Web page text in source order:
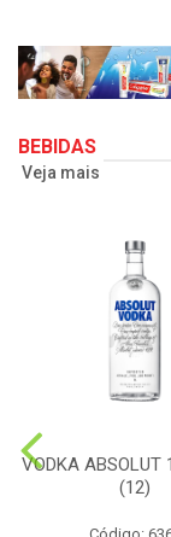
BEBIDAS
Veja mais
VODKA ABSOLUT
(12)